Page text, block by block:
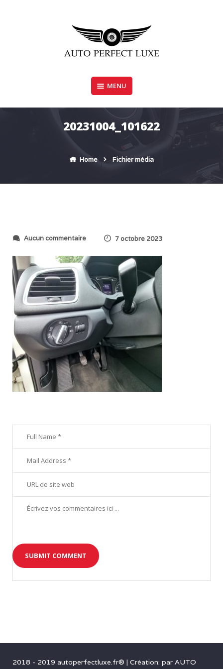
AUTO PERFECT LUXE
MENU
20231004_101622
Home Fichier média
Aucun commentaires
r
2
0
2
1
0
0
4
_
1
0
6
7 octobre 2023
2018 - 2019 autoperfectluxe.fr® | Création: par AUTO